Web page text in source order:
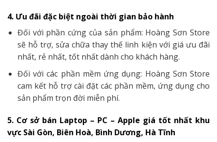
4. Ưu đãi đặc biệt ngoài thời gian bảo hành
Đối với phần cứng của sản phẩm: Hoàng Sơn Store
sẽ hỗ trợ, sửa chữa thay thế linh kiện với giá ưu đãi
nhất, rẻ nhất, tốt nhất dành cho khách hàng.
Đối với các phần mềm ứng dụng: Hoàng Sơn Store
cam kết hỗ trợ cài đặt các phần mềm, ứng dụng cho
sản phẩm trọn đời miễn phí.
5. Cơ sở bán Laptop – PC – Apple giá tốt nhất khu
vực Sài Gòn, Biên Hoà, Bình Dương, Hà Tĩnh